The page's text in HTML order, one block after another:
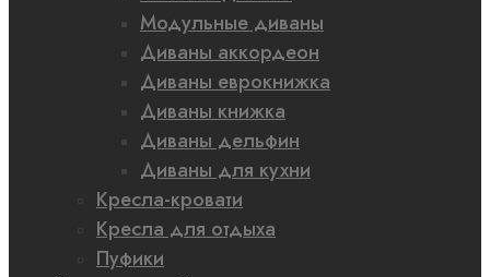
Модульные диваны
Диваны аккордеон
Диваны еврокнижка
Диваны книжка
Диваны дельфин
Диваны для кухни
Кресла-кровати
Кресла для отдыха
Пуфики